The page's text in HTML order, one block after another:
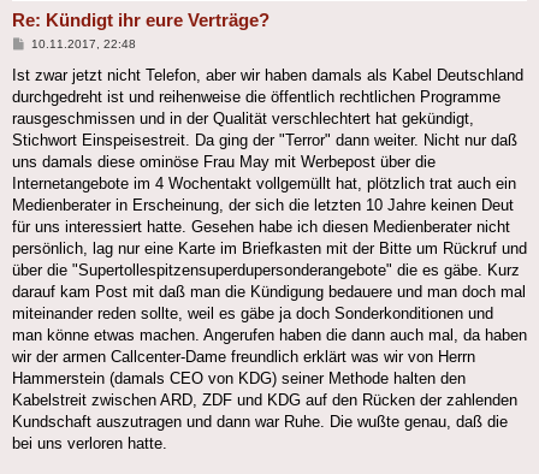
Re: Kündigt ihr eure Verträge?
Beitrag
10.11.2017, 22:48
Ist zwar jetzt nicht Telefon, aber wir haben damals als Kabel Deutschland
durchgedreht ist und reihenweise die öffentlich rechtlichen Programme
rausgeschmissen und in der Qualität verschlechtert hat gekündigt,
Stichwort Einspeisestreit. Da ging der "Terror" dann weiter. Nicht nur daß
uns damals diese ominöse Frau May mit Werbepost über die
Internetangebote im 4 Wochentakt vollgemüllt hat, plötzlich trat auch ein
Medienberater in Erscheinung, der sich die letzten 10 Jahre keinen Deut
für uns interessiert hatte. Gesehen habe ich diesen Medienberater nicht
persönlich, lag nur eine Karte im Briefkasten mit der Bitte um Rückruf und
über die "Supertollespitzensuperdupersonderangebote" die es gäbe. Kurz
darauf kam Post mit daß man die Kündigung bedauere und man doch mal
miteinander reden sollte, weil es gäbe ja doch Sonderkonditionen und
man könne etwas machen. Angerufen haben die dann auch mal, da haben
wir der armen Callcenter-Dame freundlich erklärt was wir von Herrn
Hammerstein (damals CEO von KDG) seiner Methode halten den
Kabelstreit zwischen ARD, ZDF und KDG auf den Rücken der zahlenden
Kundschaft auszutragen und dann war Ruhe. Die wußte genau, daß die
bei uns verloren hatte.